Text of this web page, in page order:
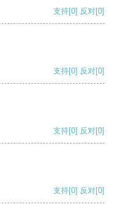
支持[0] 反对[0]
支持[0] 反对[0]
支持[0] 反对[0]
支持[0] 反对[0]